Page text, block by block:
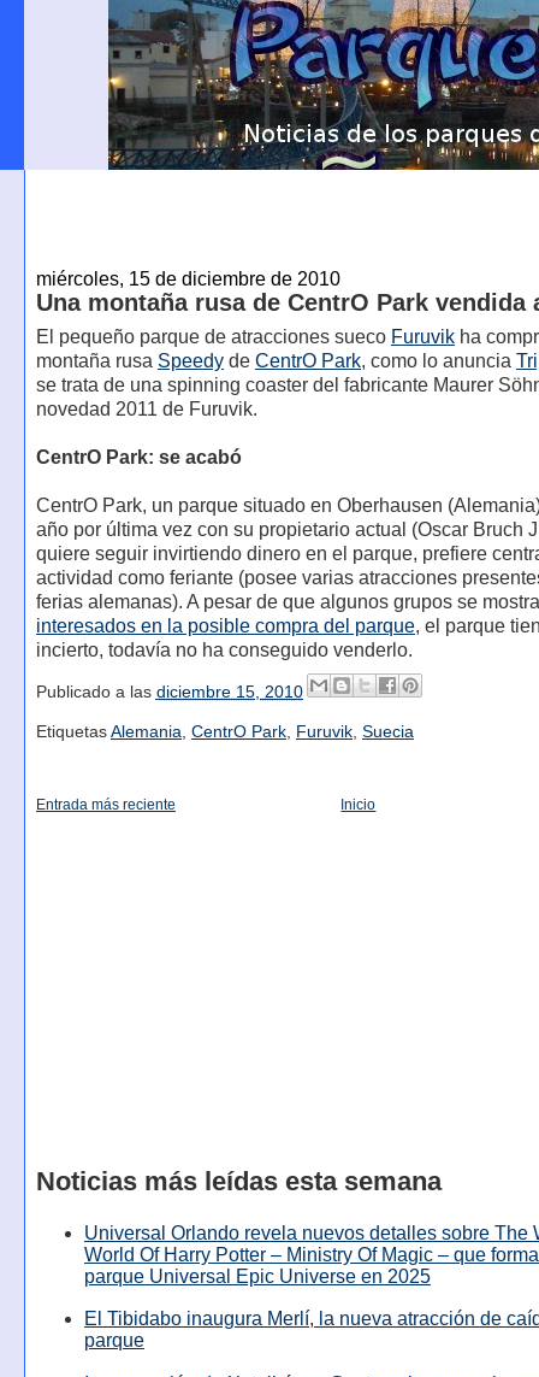
miércoles, 15 de diciembre de 2010
Una montaña rusa de CentrO Park vendida
El pequeño parque de atracciones sueco Furuvikha
montaña rusa Speedyde CentrO Park, como lo anuncia
se trata de una spinning coaster del fabricante Maurer
novedad 2011 de Furuvik.
CentrO Park: se acabó
CentrO Park, un parque situado en Oberhausen
año por última vez con su propietario actual (Oscar Bruch
quiere seguir invirtiendo dinero en el parque, prefiere
actividad como feriante (posee varias atracciones
ferias alemanas). A pesar de que algunos grupos se
interesados en la posible compra del parque, el parque
incierto, todavía no ha conseguido venderlo.
Publicado a las diciembre 15, 2010
Etiquetas Alemania CentrO Park, Furuvik, Suecia
Entrada más reciente Inicio
Noticias más leídas esta semana
Universal Orlando revela nuevos detalles sobre The
World Of Harry Potter – Ministry Of Magic – que
parque Universal Epic Universe en 2025
El Tibidabo inaugura Merlí, la nueva atracción de
parque